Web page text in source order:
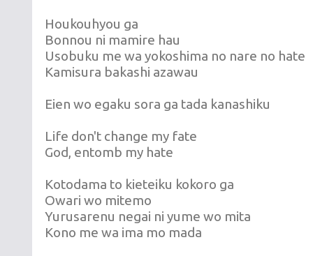
Houkouhyou ga
Bonnou ni mamire hau
Usobuku me wa yokoshima no nare no hate
Kamisura bakashi azawau
Eien wo egaku sora ga tada kanashiku
Life don't change my fate
God, entomb my hate
Kotodama to kieteiku kokoro ga
Owari wo mitemo
Yurusarenu negai ni yume wo mita
Kono me wa ima mo mada